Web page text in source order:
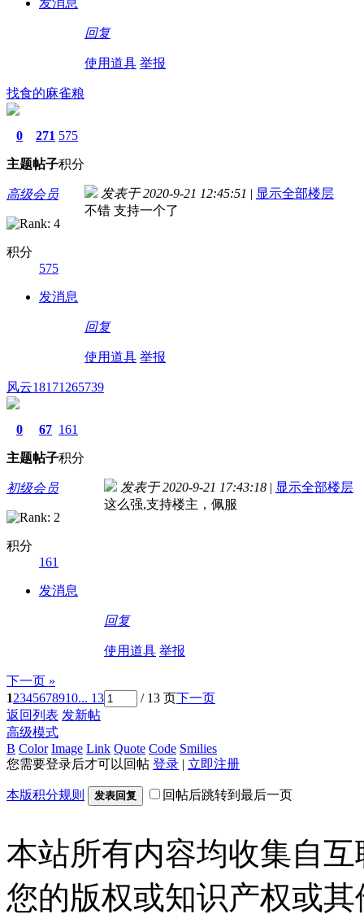
发消息
回复
使用道具 举报
找食的麻雀粮
0
主题
271
帖子
575
积分
高级会员
积分
575
发消息
发表于 2020-9-21 12:45:51 | 显示全部楼层
不错 支持一个了
回复
使用道具 举报
风云18171265739
0
主题
67
帖子
161
积分
初级会员
积分
161
发消息
发表于 2020-9-21 17:43:18 | 显示全部楼层
这么强,支持楼主，佩服
回复
使用道具 举报
下一页 »
12345678910... 13 / 13 页下一页
返回列表 发新帖
高级模式
B Color Image Link Quote Code Smilies
您需要登录后才可以回帖 登录 | 立即注册
本版积分规则 发表回复 回帖后跳转到最后一页
本站所有内容均收集自
您的版权或知识产权或